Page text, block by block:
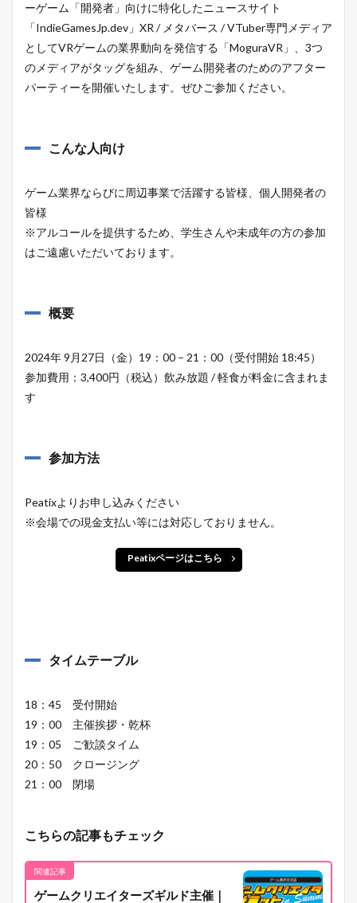
ーゲーム「開発者」向けに特化したニュースサイト
「IndieGamesJp.dev」XR / メタバース / VTuber専門メディア
としてVRゲームの業界動向を発信する「MoguraVR」、3つ
のメディアがタッグを組み、ゲーム開発者のためのアフター
パーティーを開催いたします。ぜひご参加ください。
こんな人向け
ゲーム業界ならびに周辺事業で活躍する皆様、個人開発者の
皆様
※アルコールを提供するため、学生さんや未成年の方の参加
はご遠慮いただいております。
概要
2024年 9月27日（金）19：00 – 21：00（受付開始 18:45）
参加費用：3,400円（税込）飲み放題 / 軽食が料金に含まれま
す
参加方法
Peatixよりお申し込みください
※会場での現金支払い等には対応しておりません。
Peatixページはこちら
タイムテーブル
18：45 受付開始
19：00 主催挨拶・乾杯
19：05 ご歓談タイム
20：50 クロージング
21：00 閉場
こちらの記事もチェック
関連記事
ゲームクリエイターズギルド主催｜